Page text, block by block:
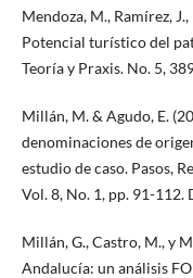
Mendoza, M., Ramírez,
Potencial turístico del
Teoría y Praxis. No. 5,
Millán, M. & Agudo, E.
denominaciones de
estudio de caso. Pasos,
Vol. 8, No. 1, pp. 91-
Millán, G., Castro, M., y
Andalucía: un análisis